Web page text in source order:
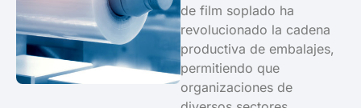
de film soplado ha
revolucionado la cadena
productiva de embalajes,
permitiendo que
organizaciones de